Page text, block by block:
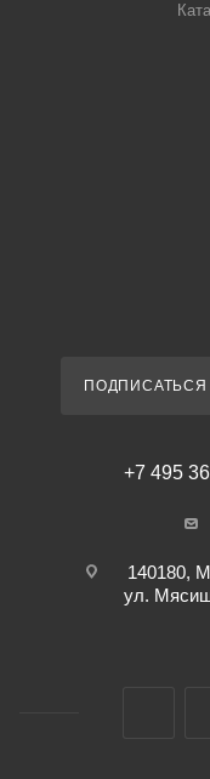
+7 495
140180,
ул.